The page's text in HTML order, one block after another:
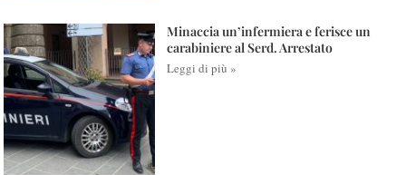
Minaccia un’infermiera e ferisce un
carabiniere al Serd. Arrestato
Leggi di più »